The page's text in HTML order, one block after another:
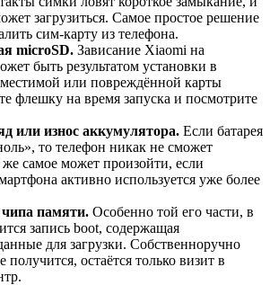
загрузиться. Самое простое решение
сим-карту из телефона.
microSD. Зависание Xiaomi на
быть результатом установки в
или повреждённой карты
флешку на время запуска и посмотрите
или износ аккумулятора. Если батарея
то телефон никак не сможет
же самое может произойти, если
активно используется уже более
памяти. Особенно той его части, в
запись boot, содержащая
для загрузки. Собственноручно
получится, остаётся только визит в